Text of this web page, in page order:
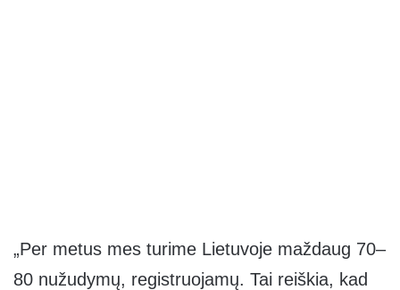
„Per metus mes turime Lietuvoje maždaug 70–
80 nužudymų, registruojamų. Tai reiškia, kad